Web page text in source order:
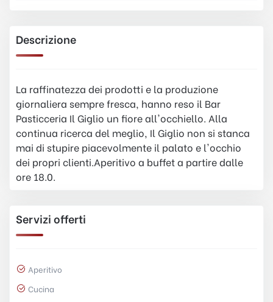
Descrizione
La raffinatezza dei prodotti e la produzione
giornaliera sempre fresca, hanno reso il Bar
Pasticceria Il Giglio un fiore all'occhiello. Alla
continua ricerca del meglio, Il Giglio non si stanca
mai di stupire piacevolmente il palato e l'occhio
dei propri clienti.Aperitivo a buffet a partire dalle
ore 18.0.
Servizi offerti
Aperitivo
Cucina